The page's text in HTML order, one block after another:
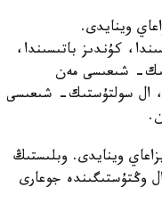
وينايدى.
كۇندىز باتىسىندا،
سولتۇستىك- شىعىسى مەن
جوعارى، ال سولتۇستىك- شىعىسى
وينايدى. وبلىستىڭ
وڭتۇستىگىندە جوعارى